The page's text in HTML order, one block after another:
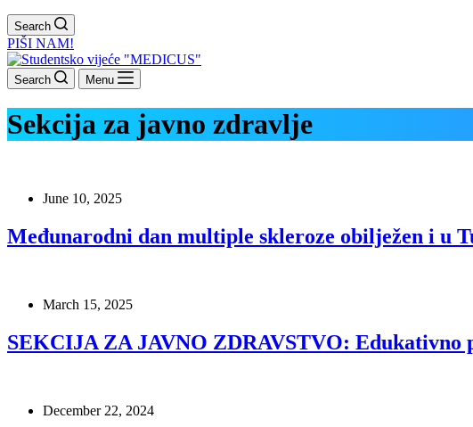
Search
PIŠI NAM!
Search Menu
Sekcija za javno zdravlje
June 10, 2025
Međunarodni dan multiple skleroze obilježen i u
March 15, 2025
SEKCIJA ZA JAVNO ZDRAVSTVO: Edukativno
December 22, 2024